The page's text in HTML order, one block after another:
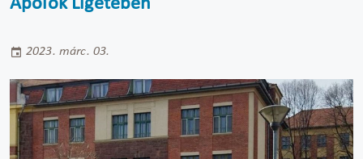
Ápolók Ligetében
2023. márc. 03.